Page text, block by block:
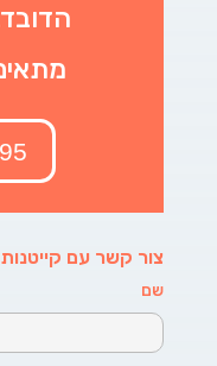
הדובדבן 9,
צור קשר עם
שם